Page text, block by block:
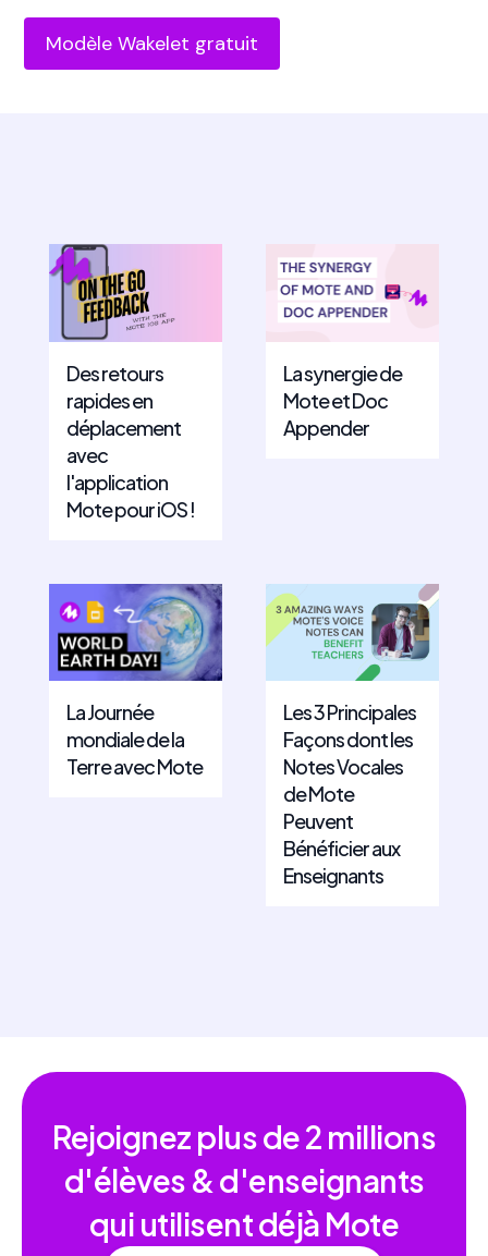
Modèle Wakelet gratuit
Des retours
rapides en
déplacement
avec
l'application
Mote pour iOS !
La synergie de
Mote et Doc
Appender
La Journée
mondiale de la
Terre avec Mote
Les 3 Principales
Façons dont les
Notes Vocales
de Mote
Peuvent
Bénéficier aux
Enseignants
Rejoignez plus de2 millions
d'élèves & d'enseignants
qui utilisent déjà Mote